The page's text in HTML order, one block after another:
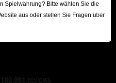
Spielwährung? Bitte wählen Sie die
aus oder stellen Sie Fragen über